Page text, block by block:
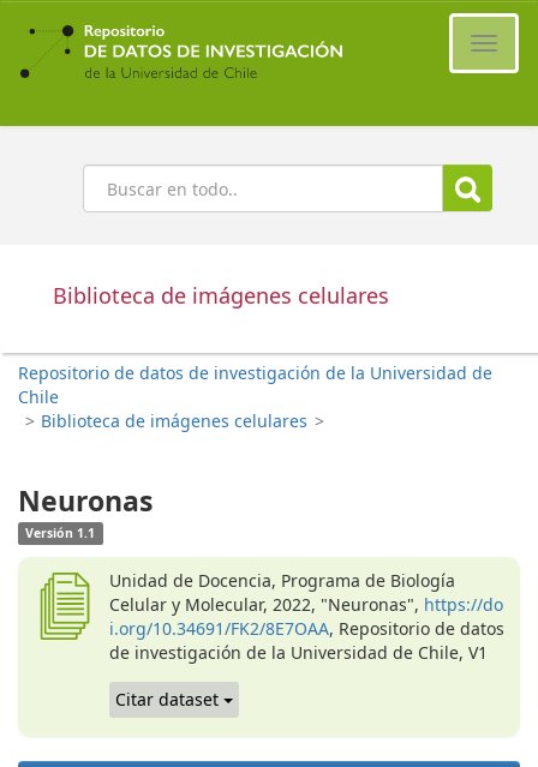
Ir
contenido
principal
Buscar
Biblioteca de imágenes celulares
Repositorio de datos de investigación de la Universidad de
Chile
> Biblioteca de imágenes celulares >
Neuronas
Versión 1.1
Unidad de Docencia, Programa de Biología
Celular y Molecular, 2022, "Neuronas", https://do
i.org/10.34691/FK2/8E7OAA, Repositorio de datos
de investigación de la Universidad de Chile, V1
Citar dataset